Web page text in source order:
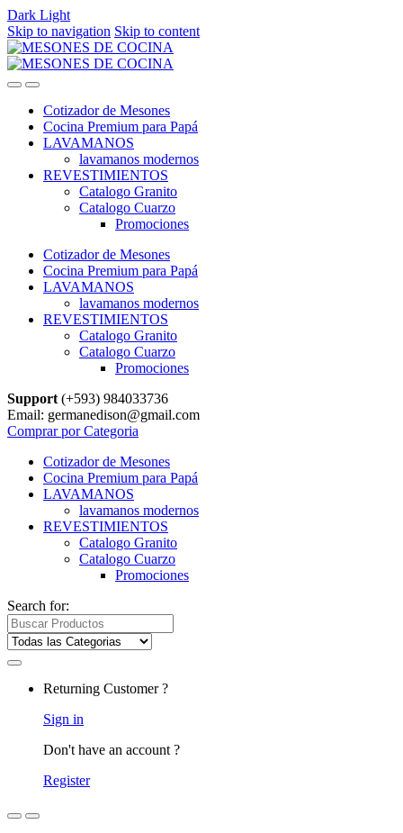
Dark Light
Skip to navigation Skip to content
Cotizador de Mesones
Cocina Premium para Papá
LAVAMANOS
lavamanos modernos
REVESTIMIENTOS
Catalogo Granito
Catalogo Cuarzo
Promociones
Cotizador de Mesones
Cocina Premium para Papá
LAVAMANOS
lavamanos modernos
REVESTIMIENTOS
Catalogo Granito
Catalogo Cuarzo
Promociones
Support (+593) 984033736
Email: germanedison@gmail.com
Comprar por Categoria
Cotizador de Mesones
Cocina Premium para Papá
LAVAMANOS
lavamanos modernos
REVESTIMIENTOS
Catalogo Granito
Catalogo Cuarzo
Promociones
Search for:
Returning Customer ?
Sign in
Don't have an account ?
Register